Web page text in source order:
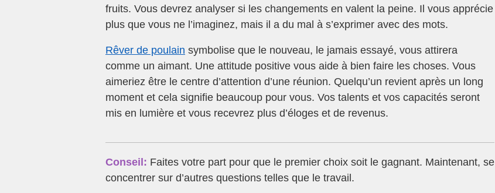
fruits. Vous devrez analyser si les changements en valent la peine. Il vous apprécie
plus que vous ne l’imaginez, mais il a du mal à s’exprimer avec des mots.
Rêver de poulain symbolise que le nouveau, le jamais essayé, vous attirera
comme un aimant. Une attitude positive vous aide à bien faire les choses. Vous
aimeriez être le centre d’attention d’une réunion. Quelqu’un revient après un long
moment et cela signifie beaucoup pour vous. Vos talents et vos capacités seront
mis en lumière et vous recevrez plus d’éloges et de revenus.
Conseil: Faites votre part pour que le premier choix soit le gagnant. Maintenant, se
concentrer sur d’autres questions telles que le travail.